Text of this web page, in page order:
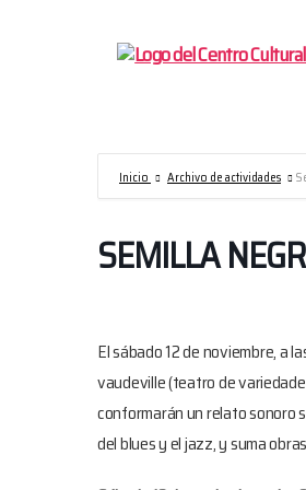
de
España/AECID
Inicio Archivo de actividades
SEMILLA
El sábado 12 de noviembre, a
vaudeville (teatro de
conformarán un relato sonoro
del blues y el jazz, y suma